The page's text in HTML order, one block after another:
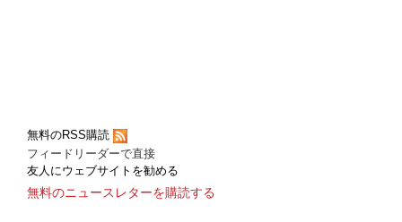
無料のRSS購読
フィードリーダーで直接
友人にウェブサイトを勧める
無料のニュースレターを購読する